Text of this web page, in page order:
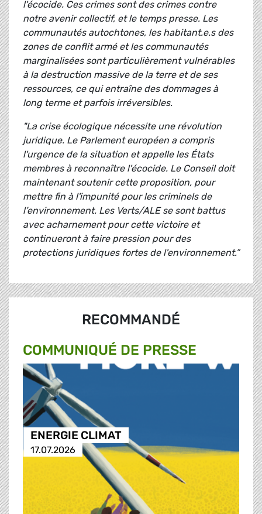
l'écocide. Ces crimes sont des crimes contre
notre avenir collectif, et le temps presse. Les
communautés autochtones, les habitant.e.s des
zones de conflit armé et les communautés
marginalisées sont particulièrement vulnérables
à la destruction massive de la terre et de ses
ressources, ce qui entraîne des dommages à
long terme et parfois irréversibles.
"La crise écologique nécessite une révolution
juridique. Le Parlement européen a compris
l'urgence de la situation et appelle les États
membres à reconnaître l'écocide. Le Conseil doit
maintenant soutenir cette proposition, pour
mettre fin à l'impunité pour les criminels de
l’environnement. Les Verts/ALE se sont battus
avec acharnement pour cette victoire et
continueront à faire pression pour des
protections juridiques fortes de l'environnement.”
RECOMMANDÉ
COMMUNIQUÉ DE PRESSE
ENERGIE CLIMAT
17.07.2026